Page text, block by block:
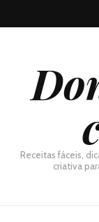
Receitas fáceis,
criativa